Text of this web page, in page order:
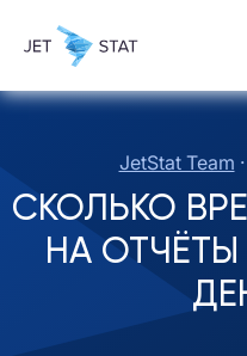
JetStat Team ·
СКОЛЬКО
НА